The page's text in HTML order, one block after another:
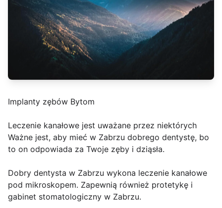
Implanty zębów Bytom
Leczenie kanałowe jest uważane przez niektórych
Ważne jest, aby mieć w Zabrzu dobrego dentystę, bo
to on odpowiada za Twoje zęby i dziąsła.
Dobry dentysta w Zabrzu wykona leczenie kanałowe
pod mikroskopem. Zapewnią również protetykę i
gabinet stomatologiczny w Zabrzu.